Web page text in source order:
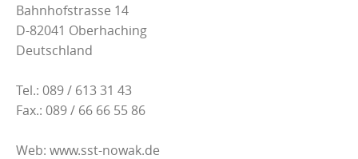
Bahnhofstrasse 14
D-82041 Oberhaching
Deutschland
Tel.: 089 / 613 31 43
Fax.: 089 / 66 66 55 86
Web: www.sst-nowak.de